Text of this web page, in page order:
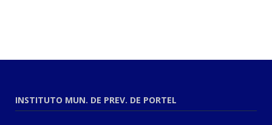
INSTITUTO MUN. DE PREV. DE PORTEL